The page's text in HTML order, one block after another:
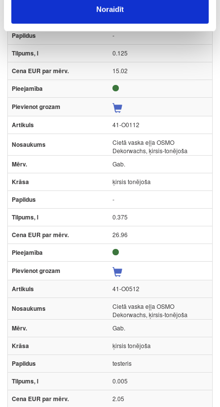
Noraidīt
-
0.125
15.02
41-O0112
Cietā vaska eļļa OSMO
Dekorwachs, ķirsis-tonējoša
Gab.
ķirsis tonējoša
-
0.375
26.96
41-O0512
Cietā vaska eļļa OSMO
Dekorwachs, ķirsis-tonējoša
Gab.
ķirsis tonējoša
testeris
0.005
2.05